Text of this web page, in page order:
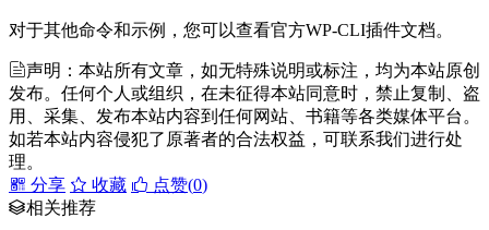
对于其他命令和示例，您可以查看官方WP-CLI插件文档。
声明：本站所有文章，如无特殊说明或标注，均为本站原创
发布。任何个人或组织，在未征得本站同意时，禁止复制、盗
用、采集、发布本站内容到任何网站、书籍等各类媒体平台。
如若本站内容侵犯了原著者的合法权益，可联系我们进行处
理。
分享
收藏 点赞(0)
相关推荐